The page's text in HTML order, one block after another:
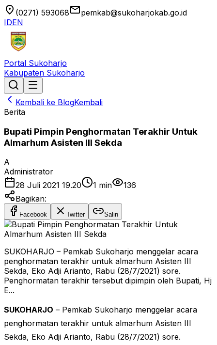
location_on (0271) 593068emailpemkab@sukoharjokab.go.id
IDEN
Portal Sukoharjo
Kabupaten Sukoharjo
Kembali ke BlogKembali
Berita
Bupati Pimpin Penghormatan Terakhir Untuk
Almarhum Asisten III Sekda
A
Administrator
28 Juli 2021 19.20
1 min
136
Bagikan:
Facebook Twitter Salin
SUKOHARJO – Pemkab Sukoharjo menggelar acara
penghormatan terakhir untuk almarhum Asisten III
Sekda, Eko Adji Arianto, Rabu (28/7/2021) sore.
Penghormatan terakhir tersebut dipimpin oleh Bupati, Hj
E...
SUKOHARJO – Pemkab Sukoharjo menggelar acara
penghormatan terakhir untuk almarhum Asisten III
Sekda, Eko Adji Arianto, Rabu (28/7/2021) sore.